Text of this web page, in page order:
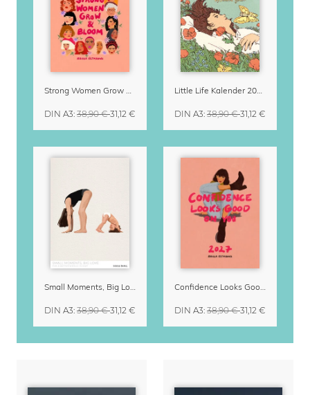
Strong Women Grow & Bloom Kalender 2027
DIN A3: 38,90 €31,12 €
Little Life Kalender 2027 von Simone Goder
DIN A3: 38,90 €31,12 €
Small Moments, Big Love – Mutterschaftskalender von Giselle Dekel
DIN A3: 38,90 €31,12 €
Confidence Looks Good On You Kalender 2027
DIN A3: 38,90 €31,12 €